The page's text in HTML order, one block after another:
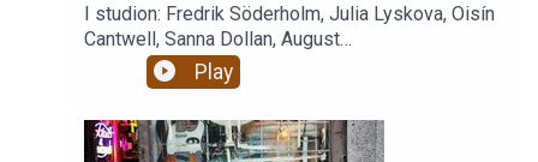
I studion: Fredrik Söderholm, Julia Lyskova, Oisín
Cantwell, Sanna Dollan, August
BohlinBajsolyckor. Livets största smärtor.Alkohol,
droger och RISKbruk.Celibat och berakups.Nästan
alla blir och ju mer dement kantarell
Play